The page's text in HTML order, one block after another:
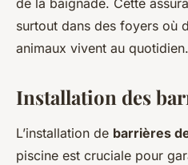
de la baignade. Cette
surtout dans des foyers où
animaux vivent au quotidien.
Installation des
L’installation de barrières
piscine est cruciale pour